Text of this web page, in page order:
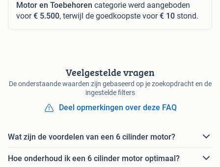
Motor en Toebehoren categorie werd aangeboden
voor€ 5.500, terwijl de goedkoopste voor€ 10 stond.
Veelgestelde vragen
De onderstaande waarden zijn gebaseerd op je zoekopdracht en de
ingestelde filters
Deel opmerkingen over deze FAQ
Wat zijn de voordelen van een 6 cilinder motor?
Hoe onderhoud ik een 6 cilinder motor optimaal?